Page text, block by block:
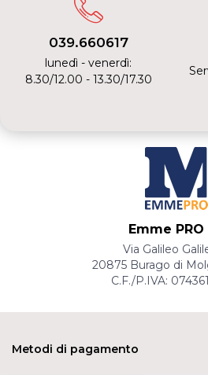
Emme PRO
Via Galileo
20875 Burago di
C.F./P.IVA:
039.660617
lunedì - venerdì:
8.30/12.00 - 13.30/17.30
Metodi di pagamento